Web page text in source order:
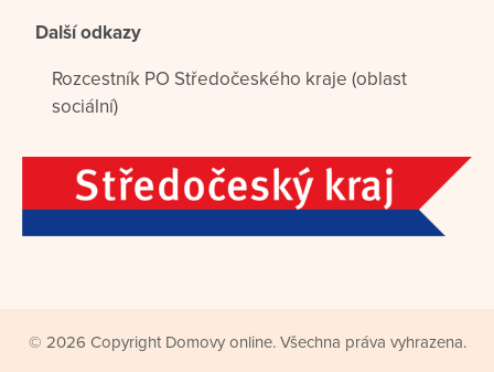
Další odkazy
Rozcestník PO Středočeského kraje (oblast
sociální)
© 2026 Copyright Domovy online. Všechna práva vyhrazena.